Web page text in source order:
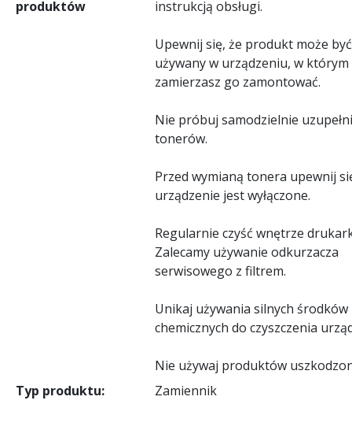
produktów instrukcją obsługi.
Upewnij się, że produkt może być
używany w urządzeniu, w którym
zamierzasz go zamontować.
Nie próbuj samodzielnie
tonerów.
Przed wymianą tonera upewnij
urządzenie jest wyłączone.
Regularnie czyść wnętrze
Zalecamy używanie odkurzacza
serwisowego z filtrem.
Unikaj używania silnych środków
chemicznych do czyszczenia
Nie używaj produktów
Typ produktu:
Zamiennik